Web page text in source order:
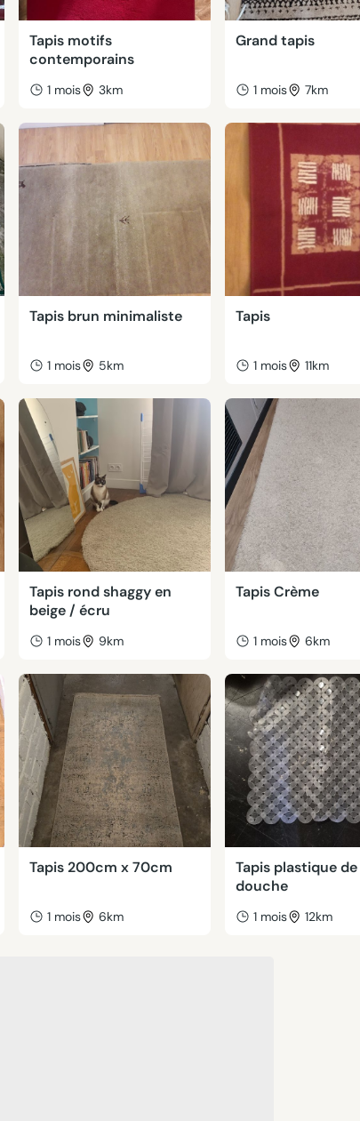
Tapis motifs
contemporains
1 mois 3km
Grand tapis
1 mois 7km
Tapis brun minimaliste
1 mois 5km
Tapis
1 mois 11km
Tapis rond shaggy en
beige / écru
1 mois 9km
Tapis Crème
1 mois 6km
Tapis 200cm x 70cm
1 mois 6km
Tapis plastique de
douche
1 mois 12km